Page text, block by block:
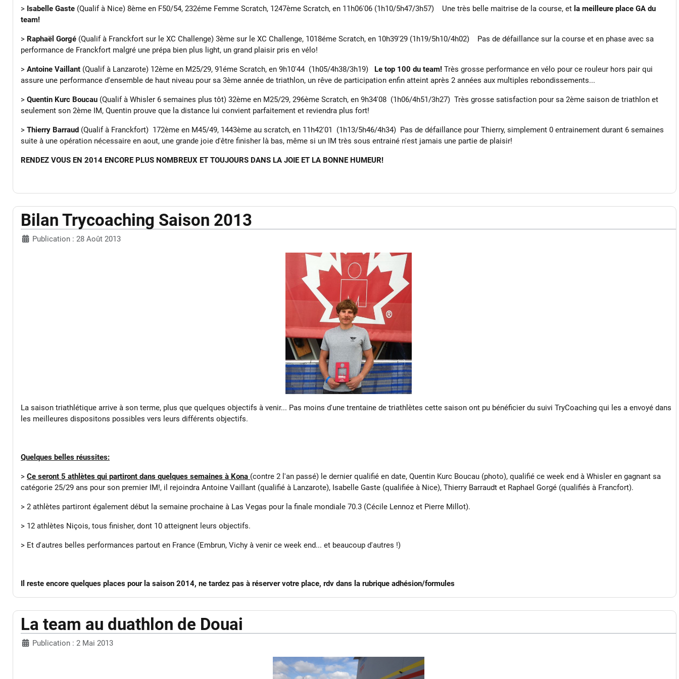
> Isabelle Gaste (Qualif à Nice) 8ème en F50/54, 232éme Femme Scratch, 1247ème Scratch, en 11h06'06 (1h10/5h47/3h57) Une très belle maitrise de la course, et la meilleure place GA du
team!
> Raphaël Gorgé (Qualif à Franckfort sur le XC Challenge) 3ème sur le XC Challenge, 1018éme Scratch, en 10h39'29 (1h19/5h10/4h02) Pas de défaillance sur la course et en phase avec sa
performance de Franckfort malgré une prépa bien plus light, un grand plaisir pris en vélo!
>Antoine Vaillant (Qualif à Lanzarote) 12ème en M25/29, 91éme Scratch, en 9h10'44 (1h05/4h38/3h19) Le top 100 du team! Très grosse performance en vélo pour ce rouleur hors pair qui
assure une performance d'ensemble de haut niveau pour sa 3ème année de triathlon, un rêve de participation enfin atteint après 2 années aux multiples rebondissements...
> Quentin Kurc Boucau (Qualif à Whisler 6 semaines plus tôt) 32ème en M25/29, 296ème Scratch, en 9h34'08 (1h06/4h51/3h27) Très grosse satisfaction pour sa 2ème saison de triathlon et
seulement son 2ème IM, Quentin prouve que la distance lui convient parfaitement et reviendra plus fort!
> Thierry Barraud (Qualif à Franckfort) 172ème en M45/49, 1443ème au scratch, en 11h42'01 (1h13/5h46/4h34) Pas de défaillance pour Thierry, simplement 0 entrainement durant 6 semaines
suite à une opération nécessaire en aout, une grande joie d'être finisher là bas, même si un IM très sous entrainé n'est jamais une partie de plaisir!
RENDEZ VOUS EN 2014 ENCORE PLUS NOMBREUX ET TOUJOURS DANS LA JOIE ET LA BONNE HUMEUR!
Bilan Trycoaching Saison 2013
Publication : 28 Août 2013
La saison triathlétique arrive à son terme, plus que quelques objectifs à venir... Pas moins d'une trentaine de triathlètes cette saison ont pu bénéficier du suivi TryCoaching qui les a envoyé dans
les meilleures dispositons possibles vers leurs différents objectifs.
Quelques belles réussites:
>Ce seront 5 athlètes qui partiront dans quelques semaines à Kona (contre 2 l'an passé) le dernier qualifié en date, Quentin Kurc Boucau (photo), qualifié ce week end à Whisler en gagnant sa
catégorie 25/29 ans pour son premier IM!, il rejoindra Antoine Vaillant (qualifié à Lanzarote), Isabelle Gaste (qualifiée à Nice), Thierry Barraudt et Raphael Gorgé (qualifiés à Francfort).
> 2 athlètes partiront également début la semaine prochaine à Las Vegas pour la finale mondiale 70.3 (Cécile Lennoz et Pierre Millot).
> 12 athlètes Niçois, tous finisher, dont 10 atteignent leurs objectifs.
> Et d'autres belles performances partout en France (Embrun, Vichy à venir ce week end... et beaucoup d'autres !)
Il reste encore quelques places pour la saison 2014, ne tardez pas à réserver votre place, rdv dans la rubrique adhésion/formules
La team au duathlon de Douai
Publication : 2 Mai 2013